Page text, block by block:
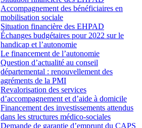
Accompagnement des bénéficiaires en
mobilisation sociale
Situation financière des EHPAD
Échanges budgétaires pour 2022 sur le
handicap et l’autonomie
Le financement de l’autonomie
Question d’actualité au conseil
départemental : renouvellement des
agréments de la PMI
Revalorisation des services
d’accompagnement et d’aide à domicile
Financement des investissements attendus
dans les structures médico-sociales
Demande de garantie d’emprunt du CAPS